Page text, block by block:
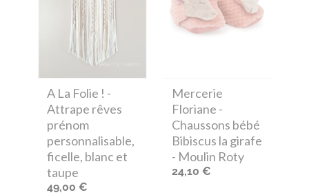
A La Folie ! -
Attrape rêves
prénom
personnalisable,
ficelle, blanc et
taupe
49,00 €
Mercerie
Floriane -
Chaussons bébé
Bibiscus la girafe
- Moulin Roty
24,10 €